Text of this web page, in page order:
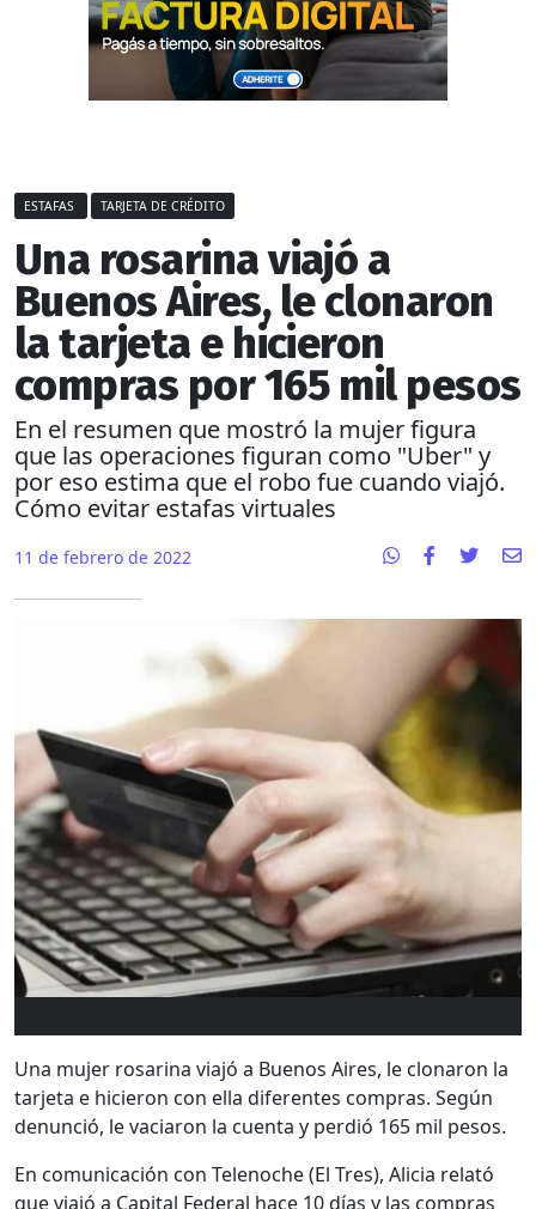
ESTAFAS TARJETA DE CRÉDITO
Una rosarina viajó a
Buenos Aires, le clonaron
la tarjeta e hicieron
compras por 165 mil pesos
En el resumen que mostró la mujer figura
que las operaciones figuran como "Uber" y
por eso estima que el robo fue cuando viajó.
Cómo evitar estafas virtuales
11 de febrero de 2022
Una mujer rosarina viajó a Buenos Aires, le clonaron la
tarjeta e hicieron con ella diferentes compras. Según
denunció, le vaciaron la cuenta y perdió 165 mil pesos.
En comunicación con Telenoche (El Tres), Alicia relató
que viajó a Capital Federal hace 10 días y las compras